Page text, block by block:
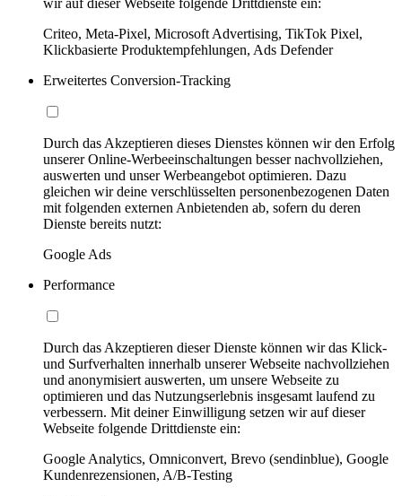
wir auf dieser Webseite folgende Drittdienste ein:
Criteo, Meta-Pixel, Microsoft Advertising, TikTok Pixel,
Klickbasierte Produktempfehlungen, Ads Defender
Erweitertes Conversion-Tracking
Durch das Akzeptieren dieses Dienstes können wir den Erfolg
unserer Online-Werbeeinschaltungen besser nachvollziehen,
auswerten und unser Werbeangebot optimieren. Dazu
gleichen wir deine verschlüsselten personenbezogenen Daten
mit folgenden externen Anbietenden ab, sofern du deren
Dienste bereits nutzt:
Google Ads
Performance
Durch das Akzeptieren dieser Dienste können wir das Klick-
und Surfverhalten innerhalb unserer Webseite nachvollziehen
und anonymisiert auswerten, um unsere Webseite zu
optimieren und das Nutzungserlebnis insgesamt laufend zu
verbessern. Mit deiner Einwilligung setzen wir auf dieser
Webseite folgende Drittdienste ein:
Google Analytics, Omniconvert, Brevo (sendinblue), Google
Kundenrezensionen, A/B-Testing